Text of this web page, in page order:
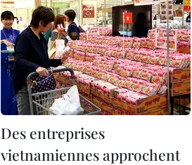
Des entreprises
vietnamiennes approchent